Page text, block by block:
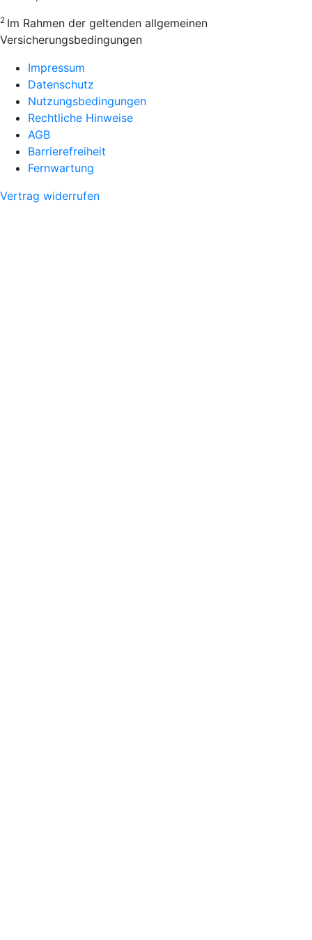
2 Im Rahmen der geltenden allgemeinen
Versicherungsbedingungen
Impressum
Datenschutz
Nutzungsbedingungen
Rechtliche Hinweise
AGB
Barrierefreiheit
Fernwartung
Vertrag widerrufen